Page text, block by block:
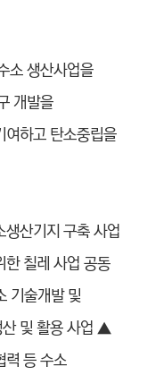
소 생산사업을
개발을
하고 탄소중립을
산기지 구축 사업
칠레 사업 공동
기술개발 및
및 활용 사업 ▲
력 등 수소